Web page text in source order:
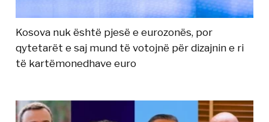
Kosova nuk është pjesë e eurozonës, por
qytetarët e saj mund të votojnë për dizajnin e ri
të kartëmonedhave euro